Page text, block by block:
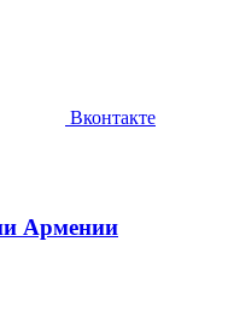
Вконтакте
Армении